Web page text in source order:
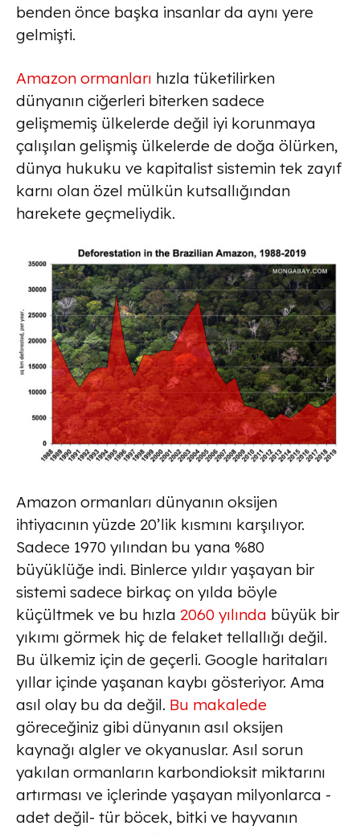
benden önce başka insanlar da aynı yere
gelmişti.
Amazon ormanları hızla tüketilirken
dünyanın ciğerleri biterken sadece
gelişmemiş ülkelerde değil iyi korunmaya
çalışılan gelişmiş ülkelerde de doğa ölürken,
dünya hukuku ve kapitalist sistemin tek zayıf
karnı olan özel mülkün kutsallığından
harekete geçmeliydik.
Amazon ormanları dünyanın oksijen
ihtiyacının yüzde 20’lik kısmını karşılıyor.
Sadece 1970 yılından bu yana %80
büyüklüğe indi. Binlerce yıldır yaşayan bir
sistemi sadece birkaç on yılda böyle
küçültmek ve bu hızla 2060 yılında büyük bir
yıkımı görmek hiç de felaket tellallığı değil.
Bu ülkemiz için de geçerli. Google haritaları
yıllar içinde yaşanan kaybı gösteriyor. Ama
asıl olay bu da değil. Bu makalede
göreceğiniz gibi dünyanın asıl oksijen
kaynağı algler ve okyanuslar. Asıl sorun
yakılan ormanların karbondioksit miktarını
artırması ve içlerinde yaşayan milyonlarca -
adet değil- tür böcek, bitki ve hayvanın